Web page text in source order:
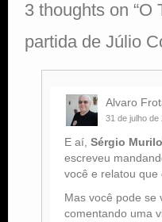
3 thoughts on “O
partida de Júlio
Alvaro
31 de julho de
E aí, Sérgio Murilo
escreveu
você e relatou que
Mas você pode se
comentando uma